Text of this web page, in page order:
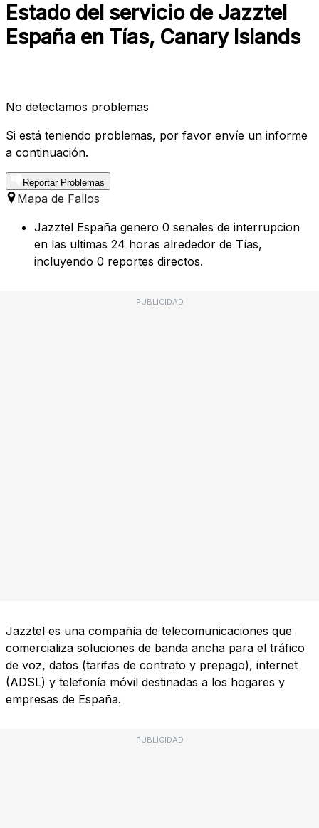
Estado del servicio de Jazztel
España en Tías, Canary Islands
No detectamos problemas
Si está teniendo problemas, por favor envíe un informe
a continuación.
Reportar Problemas
Mapa de Fallos
Jazztel España genero 0 senales de interrupcion
en las ultimas 24 horas alrededor de Tías,
incluyendo 0 reportes directos.
PUBLICIDAD
Jazztel es una compañía de telecomunicaciones que
comercializa soluciones de banda ancha para el tráfico
de voz, datos (tarifas de contrato y prepago), internet
(ADSL) y telefonía móvil destinadas a los hogares y
empresas de España.
PUBLICIDAD